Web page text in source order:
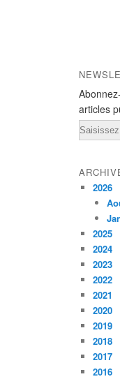
articles
Email
2026
2025
2024
2023
2022
2021
2020
2019
2018
2017
2016